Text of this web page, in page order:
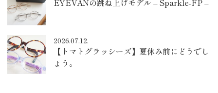
2026.07.12.
【トマトグラッシーズ】夏休み前にどうでし
ょう。